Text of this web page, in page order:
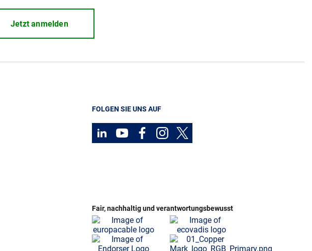
Jetzt anmelden
FOLGEN SIE UNS AUF
Fair, nachhaltig und verantwortungsbewusst